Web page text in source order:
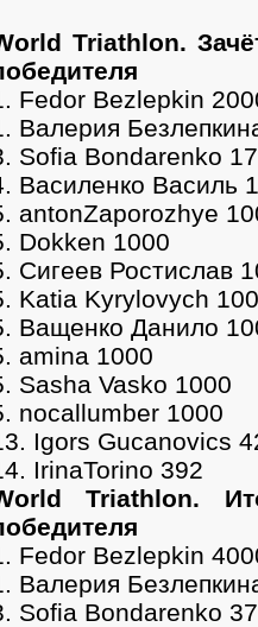
Triathlon.
Fedor Bezlepkin
Валерия
Sofia Bondarenko
Василенко Василь
antonZaporozhye
Dokken 1000
Сигеев Ростислав
Katia Kyrylovych
Ващенко Данило
amina 1000
Sasha Vasko 1000
nocallumber 1000
Igors Gucanovics
IrinaTorino 392
Triathlon.
Fedor Bezlepkin
Валерия
Sofia Bondarenko